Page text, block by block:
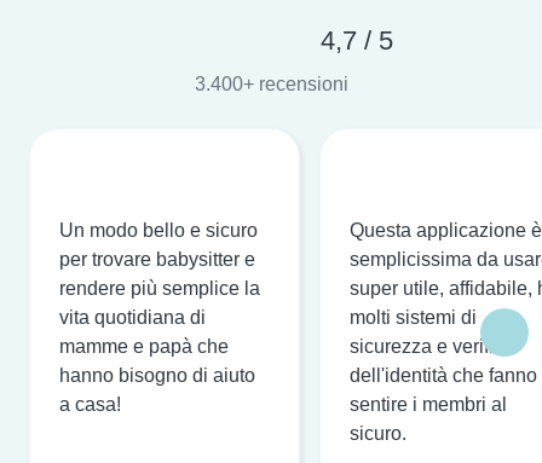
4,7 / 5
3.400+ recensioni
Un modo bello e sicuro
per trovare babysitter e
rendere più semplice la
vita quotidiana di
mamme e papà che
hanno bisogno di aiuto
a casa!
Questa applicazione è
semplicissima da
super utile, affidabile,
molti sistemi di
sicurezza e verifica
dell'identità che fanno
sentire i membri al
sicuro.